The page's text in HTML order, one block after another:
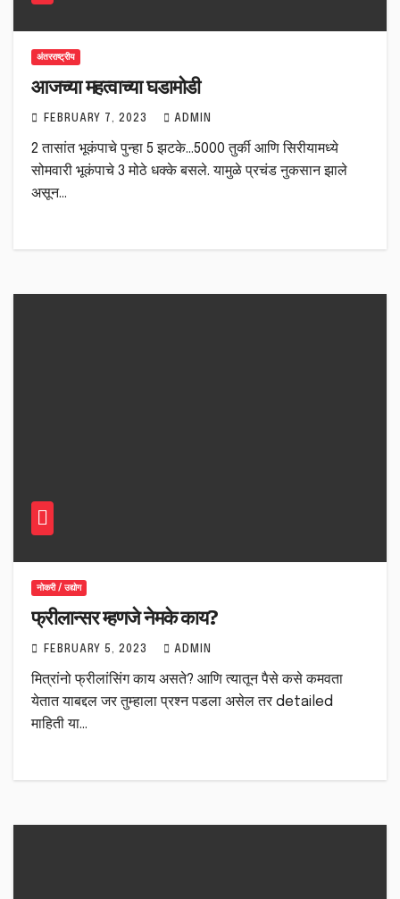
अंतरराष्ट्रीय
आजच्या महत्वाच्या घडामोडी
FEBRUARY 7, 2023 ADMIN
2 तासांत भूकंपाचे पुन्हा 5 झटके…5000 तुर्की आणि सिरीयामध्ये
सोमवारी भूकंपाचे 3 मोठे धक्के बसले. यामुळे प्रचंड नुकसान झाले
असून…
नोकरी / उद्योग
फ्रीलान्सर म्हणजे नेमके काय?
FEBRUARY 5, 2023 ADMIN
मित्रांनो फ्रीलांसिंग काय असते? आणि त्यातून पैसे कसे कमवता
येतात याबद्दल जर तुम्हाला प्रश्न पडला असेल तर detailed
माहिती या…